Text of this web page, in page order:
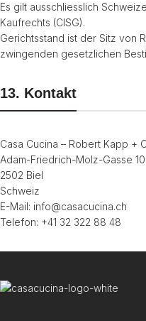
Es gilt ausschliesslich
Kaufrechts (CISG).
Gerichtsstand ist der Sitz von
zwingenden gesetzlichen
13. Kontakt
Casa Cucina – Robert Kapp +
Adam-Friedrich-Molz-Gasse 10
2502 Biel
Schweiz
E-Mail: info@casacucina.ch
Telefon: +41 32 322 88 48